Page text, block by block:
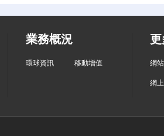
業務概況
環球資訊 移動增值 網
網